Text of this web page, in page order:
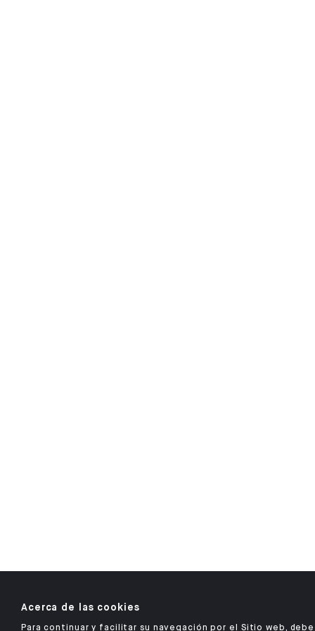
Acerca de las cookies
Para continuar y facilitar su navegación por el Sitio web,